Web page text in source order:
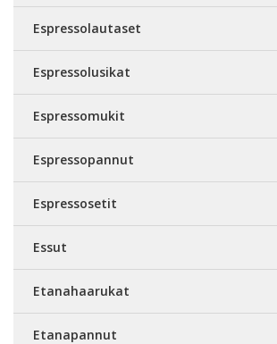
Espressolautaset
Espressolusikat
Espressomukit
Espressopannut
Espressosetit
Essut
Etanahaarukat
Etanapannut